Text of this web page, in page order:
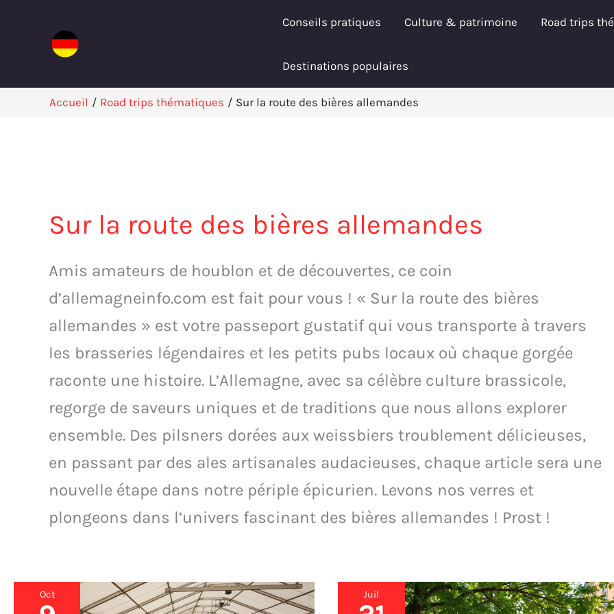
Conseils pratiques Culture & patrimoine Road trips
Destinations populaires
Accueil Road trips thématiques Sur la route des bières allemandes
Sur la route des bières allemandes
Amis amateurs de houblon et de découvertes, ce coin
d’allemagneinfo.com est fait pour vous ! « Sur la route des bières
allemandes » est votre passeport gustatif qui vous transporte à travers
les brasseries légendaires et les petits pubs locaux où chaque gorgée
raconte une histoire. L’Allemagne, avec sa célèbre culture brassicole,
regorge de saveurs uniques et de traditions que nous allons explorer
ensemble. Des pilsners dorées aux weissbiers troublement délicieuses,
en passant par des ales artisanales audacieuses, chaque article sera une
nouvelle étape dans notre périple épicurien. Levons nos verres et
plongeons dans l’univers fascinant des bières allemandes ! Prost !
Oct
5
Juil
Dégustation